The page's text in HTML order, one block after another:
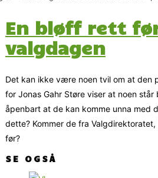
En bløff rett
valgdagen
Det kan ikke være noen tvil om at den
for Jonas Gahr Støre viser at noen
åpenbart at de kan komme unna med
dette? Kommer de fra
før?
SE OGSÅ